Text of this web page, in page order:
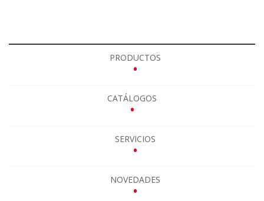
PRODUCTOS
•
CATÁLOGOS
•
SERVICIOS
•
NOVEDADES
•